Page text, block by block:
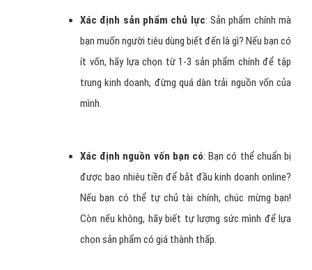
Xác định sản phẩm chủ lực: Sản phẩm chính mà
bạn muốn người tiêu dùng biết đến là gì? Nếu bạn có
ít vốn, hãy lựa chọn từ 1-3 sản phẩm chính để tập
trung kinh doanh, đừng quá dàn trải nguồn vốn của
mình.
Xác định nguồn vốn bạn có: Bạn có thể chuẩn bị
được bao nhiêu tiền để bắt đầu kinh doanh online?
Nếu bạn có thể tự chủ tài chính, chúc mừng bạn!
Còn nếu không, hãy biết tự lượng sức mình để lựa
chọn sản phẩm có giá thành thấp.